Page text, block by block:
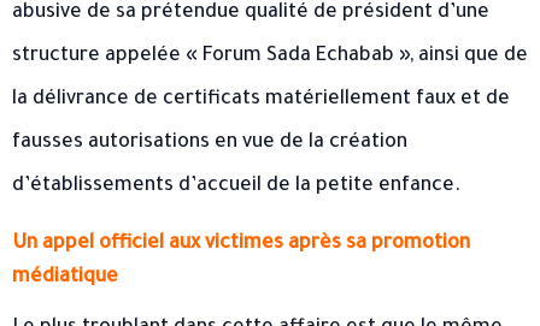
abusive de sa prétendue qualité de président d’une
structure appelée « Forum Sada Echabab », ainsi que de
la délivrance de certificats matériellement faux et de
fausses autorisations en vue de la création
d’établissements d’accueil de la petite enfance.
Un appel officiel aux victimes après sa promotion
médiatique